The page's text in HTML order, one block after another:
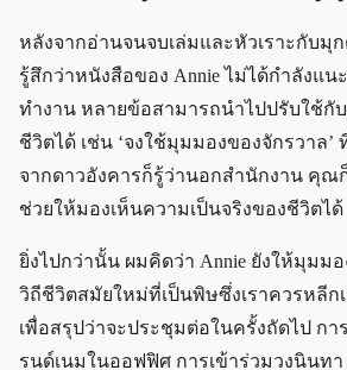
หลังจากอ่านจนจบเล่มและหัวเราะกับมุ
รู้สึกว่าหนังสือของ Annie ไม่ได้กำลังแน
ทำงาน หลายข้อสามารถนำไปปรับใช้กั
ชีวิตได้ เช่น ‘จงใช้มุมมองของจักรวาล’
จากดาวอังคารก็รู้ว่านอกสำนักงาน คุณ
ช่วยให้มองเห็นความเป็นจริงของชีวิตได้
ยิ่งไปกว่านั้น ผมคิดว่า Annie ยังให้มุมม
วิถีชีวิตสมัยใหม่ที่เป็นพิษซึ่งเราควรหลีก
เพื่อสรุปว่าจะประชุมต่อในครั้งถัดไป ก
รนด์เนมในออฟฟิศ การเข้าร่วมวงนินท